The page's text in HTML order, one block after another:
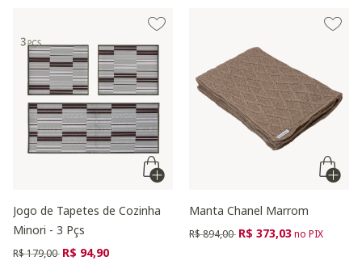
Jogo de Tapetes de Cozinha
Minori - 3 Pçs
Preço reduzido de
R$ 179,00 para
R$ 94,90
Manta Chanel Marrom
Preço reduzido de
R$ 894,00 para
R$ 373,03no PIX